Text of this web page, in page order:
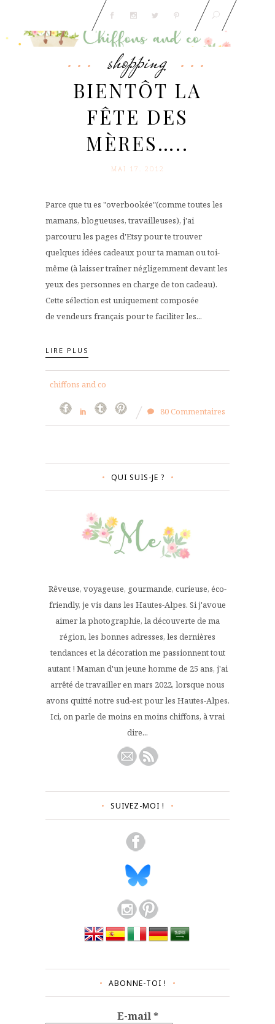
shopping
BIENTÔT LA
FÊTE DES
MÈRES…..
MAI 17. 2012
Parce que tu es "overbookée"(comme toutes les
mamans, blogueuses, travailleuses), j'ai
parcouru les pages d'Etsy pour te trouver
quelques idées cadeaux pour ta maman ou toi-
même (à laisser traîner négligemment devant les
yeux des personnes en charge de ton cadeau).
Cette sélection est uniquement composée
de vendeurs français pour te faciliter les...
LIRE PLUS
chiffons and co
80 Commentaires
QUI SUIS-JE ?
Rêveuse, voyageuse, gourmande, curieuse, éco-
friendly, je vis dans les Hautes-Alpes. Si j'avoue
aimer la photographie, la découverte de ma
région, les bonnes adresses, les dernières
tendances et la décoration me passionnent tout
autant ! Maman d'un jeune homme de 25 ans, j'ai
arrêté de travailler en mars 2022, lorsque nous
avons quitté notre sud-est pour les Hautes-Alpes.
Ici, on parle de moins en moins chiffons, à vrai
dire...
SUIVEZ-MOI !
ABONNE-TOI !
E-mail*